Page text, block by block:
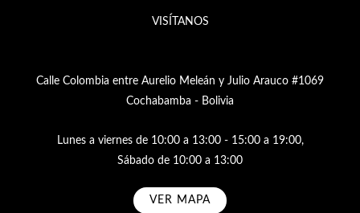
VISÍTANOS
Calle Colombia entre Aurelio Meleán y Julio Arauco #1069
Cochabamba - Bolivia
Lunes a viernes de 10:00 a 13:00 - 15:00 a 19:00,
Sábado de 10:00 a 13:00
VER MAPA